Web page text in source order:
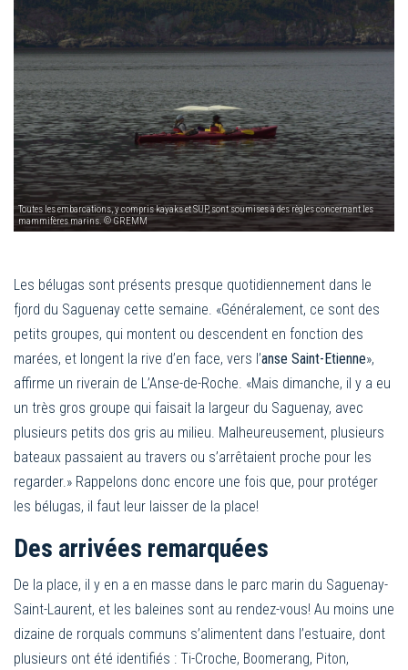
Toutes les embarcations, y compris kayaks et SUP, sont soumises à des règles concernant les
mammifères marins. © GREMM
Les bélugas sont présents presque quotidiennement dans le
fjord du Saguenay cette semaine. «Généralement, ce sont des
petits groupes, qui montent ou descendent en fonction des
marées, et longent la rive d’en face, vers l’anse Saint-Etienne»,
affirme un riverain de L’Anse-de-Roche. «Mais dimanche, il y a eu
un très gros groupe qui faisait la largeur du Saguenay, avec
plusieurs petits dos gris au milieu. Malheureusement, plusieurs
bateaux passaient au travers ou s’arrêtaient proche pour les
regarder.» Rappelons donc encore une fois que, pour protéger
les bélugas, il faut leur laisser de la place!
Des arrivées remarquées
De la place, il y en a en masse dans le parc marin du Saguenay-
Saint-Laurent, et les baleines sont au rendez-vous! Au moins une
dizaine de rorquals communs s’alimentent dans l’estuaire, dont
plusieurs ont été identifiés : Ti-Croche, Boomerang, Piton,